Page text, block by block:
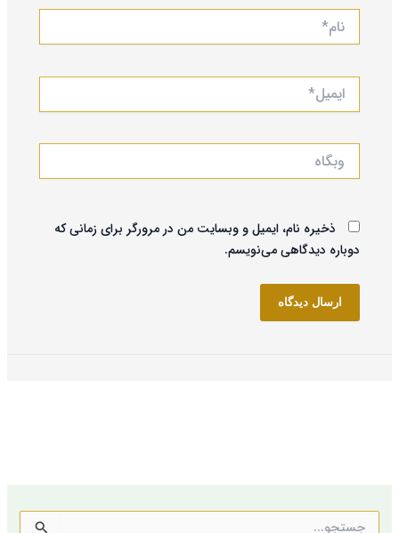
ایمیل*
ذخیره نام، ایمیل و وبسایت من در مرورگر برای زمانی که
دوباره دیدگاهی می‌نویسم.